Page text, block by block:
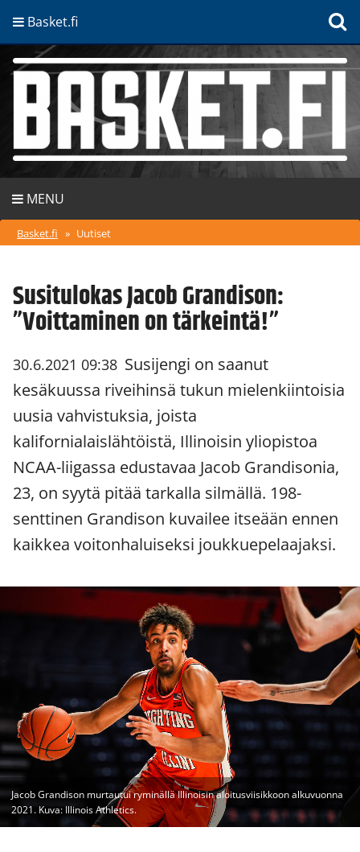
Basket.fi
MENU
Basket.fi » Uutiset
Susitulokas Jacob Grandison:
”Voittaminen on tärkeintä!”
30.6.2021 09:38 Susijengi on saanut
kesäkuussa riveihinsä tukun mielenkiintoisia
uusia vahvistuksia, joista
kalifornialaislähtöistä, Illinoisin yliopistoa
NCAA-liigassa edustavaa Jacob Grandisonia,
23, on syytä pitää tarkalla silmällä. 198-
senttinen Grandison kuvailee itseään ennen
kaikkea voitonhaluiseksi joukkuepelaajaksi.
Jacob Grandison murtautui ryminällä Illinoisin aloitusviisikkoon alkuvuonna
2021. Kuva: Illinois Athletics.